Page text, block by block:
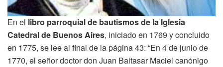
En el libro parroquial de bautismos de la Iglesia
Catedral de Buenos Aires, iniciado en 1769 y concluido
en 1775, se lee al final de la página 43: “En 4 de junio de
1770, el señor doctor don Juan Baltasar Maciel canónigo